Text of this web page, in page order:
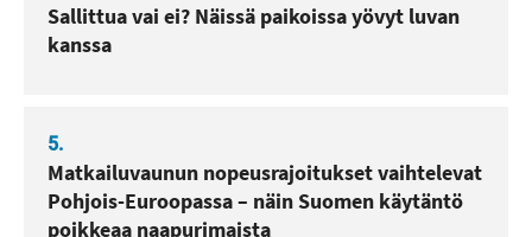
Sallittua vai ei? Näissä paikoissa yövyt luvan
kanssa
5.
Matkailuvaunun nopeusrajoitukset vaihtelevat
Pohjois-Euroopassa – näin Suomen käytäntö
poikkeaa naapurimaista